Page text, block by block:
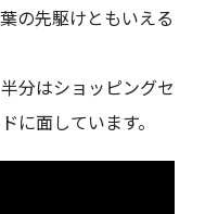
の先駆けともいえる
分はショッピングセ
に面しています。